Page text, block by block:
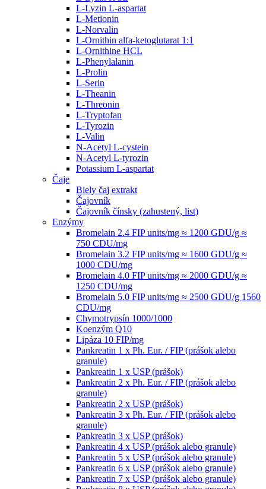
L-Lyzin L-aspartat
L-Metionin
L-Norvalin
L-Ornithin alfa-ketoglutarat 1:1
L-Ornithine HCL
L-Phenylalanin
L-Prolin
L-Serin
L-Theanin
L-Threonin
L-Tryptofan
L-Tyrozin
L-Valin
N-Acetyl L-cystein
N-Acetyl L-tyrozin
Potassium L-aspartat
Čaje
Biely čaj extrakt
Čajovník
Čajovník čínsky (zahustený, list)
Enzýmy
Bromelain 2.4 FIP units/mg ≈ 1200 GDU/g ≈
750 CDU/mg
Bromelain 3.2 FIP units/mg ≈ 1600 GDU/g ≈
1000 CDU/mg
Bromelain 4.0 FIP units/mg ≈ 2000 GDU/g ≈
1250 CDU/mg
Bromelain 5.0 FIP units/mg ≈ 2500 GDU/g 1560
CDU/mg
Chymotrypsín 1000/1000
Koenzým Q10
Lipáza 10 FIP/mg
Pankreatin 1 x Ph. Eur. / FIP (prášok alebo
granule)
Pankreatin 1 x USP (prášok)
Pankreatin 2 x Ph. Eur. / FIP (prášok alebo
granule)
Pankreatin 2 x USP (prášok)
Pankreatin 3 x Ph. Eur. / FIP (prášok alebo
granule)
Pankreatin 3 x USP (prášok)
Pankreatin 4 x USP (prášok alebo granule)
Pankreatin 5 x USP (prášok alebo granule)
Pankreatin 6 x USP (prášok alebo granule)
Pankreatin 7 x USP (prášok alebo granule)